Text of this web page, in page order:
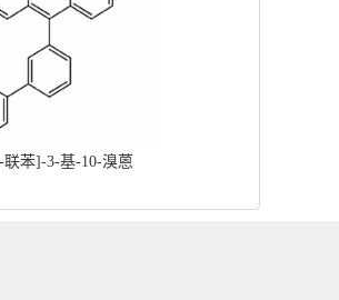
联苯]-3-基-10-溴蒽